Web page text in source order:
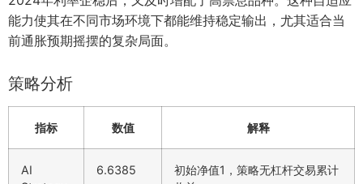
能力使其在不同市场环境下都能维持稳定输出，尤其适合当
前通胀预期摇摆的复杂局面。
策略分析
指标 数值 解释
AI
6.6385
初始净值1，策略无杠杆交易累计